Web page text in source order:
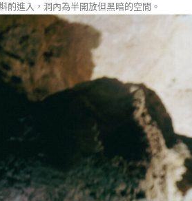
酌進入，洞內為半開放但黑暗的空間。